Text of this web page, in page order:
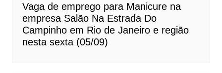
Vaga de emprego para Manicure na
empresa Salão Na Estrada Do
Campinho em Rio de Janeiro e região
nesta sexta (05/09)